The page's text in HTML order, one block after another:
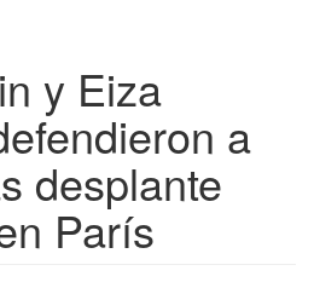
y Eiza
a
desplante
París